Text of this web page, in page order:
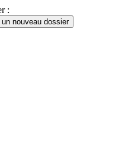
:
un nouveau dossier